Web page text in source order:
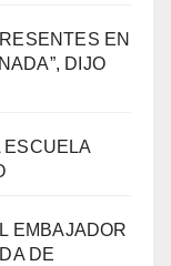
EN
DIJO
ESCUELA
EMBAJADOR
DE